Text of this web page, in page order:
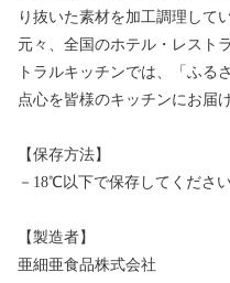
り抜いた素材を加工調理して
元々、全国のホテル・レスト
トラルキッチンでは、「ふる
点心を皆様のキッチンにお届
【保存方法】
－18℃以下で保存してくださ
【製造者】
亜細亜食品株式会社